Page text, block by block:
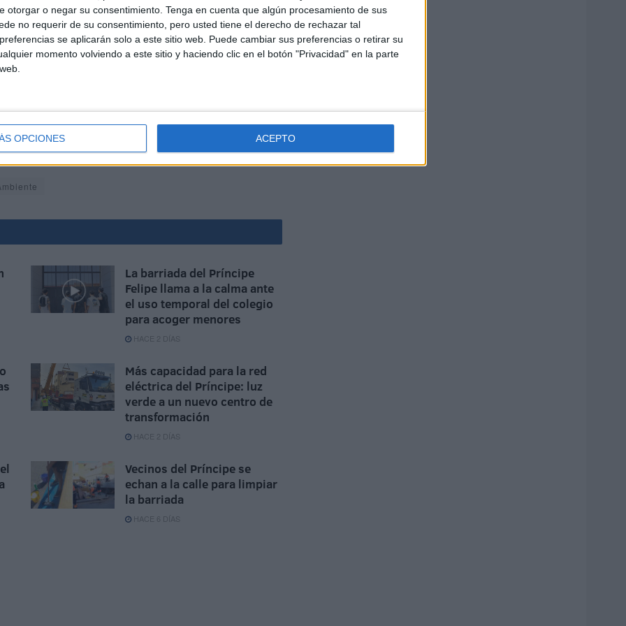
otorgar o negar su consentimiento. Tenga en cuenta que algún procesamiento de sus
no requerir de su consentimiento, pero usted tiene el derecho de rechazar tal
se aplicarán solo a este sitio web. Puede cambiar sus preferencias o retirar su
momento volviendo a este sitio y haciendo clic en el botón "Privacidad" en la parte
OPCIONES ACEPTO
de este árbol en el Puente del Quemadero tenga
en un corto periodo de tiempo.
La barriada del Príncipe
Felipe llama a la calma ante
el uso temporal del colegio
para acoger menores
HACE 2 DÍAS
Más capacidad para la red
eléctrica del Príncipe: luz
verde a un nuevo centro de
transformación
HACE 2 DÍAS
Vecinos del Príncipe se
echan a la calle para limpiar
la barriada
HACE 6 DÍAS